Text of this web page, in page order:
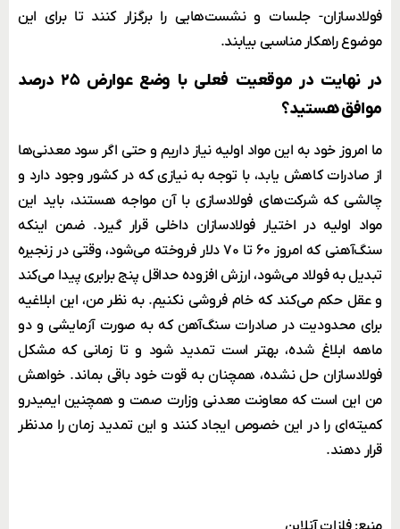
فولادسازان- جلسات و نشست‌هایی را برگزار کنند تا برای این
موضوع راهکار مناسبی بیابند.
در نهایت در موقعیت فعلی با وضع عوارض ۲۵ درصد
موافق هستید؟
ما امروز خود به این مواد اولیه نیاز داریم و حتی اگر سود معدنی‌ها
از صادرات کاهش یابد، با توجه به نیازی که در کشور وجود دارد و
چالشی که شرکت‌های فولادسازی با آن مواجه هستند، باید این
مواد اولیه در اختیار فولادسازان داخلی قرار گیرد. ضمن اینکه
سنگ‌آهنی که امروز ۶۰ تا ۷۰ دلار فروخته می‌شود، وقتی در زنجیره
تبدیل به فولاد می‌شود، ارزش افزوده حداقل پنج برابری پیدا می‌کند
و عقل حکم می‌کند که خام فروشی نکنیم. به نظر من، این ابلاغیه
برای محدودیت در صادرات سنگ‌آهن که به صورت آزمایشی و دو
ماهه ابلاغ شده، بهتر است تمدید شود و تا زمانی که مشکل
فولادسازان حل نشده، همچنان به قوت خود باقی بماند. خواهش
من این است که معاونت معدنی وزارت صمت و همچنین ایمیدرو
کمیته‌ای را در این خصوص ایجاد کنند و این تمدید زمان را مدنظر
قرار دهند.